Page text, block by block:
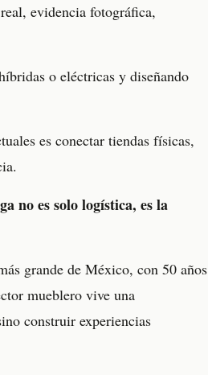
evidencia fotográfica,
o eléctricas y diseñando
es conectar tiendas físicas,
no es solo logística, es la
grande de México, con 50 años
mueblero vive una
construir experiencias